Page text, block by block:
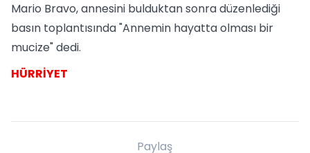
Mario Bravo, annesini bulduktan sonra düzenlediği
basın toplantısında "Annemin hayatta olması bir
mucize" dedi.
HÜRRİYET
Paylaş